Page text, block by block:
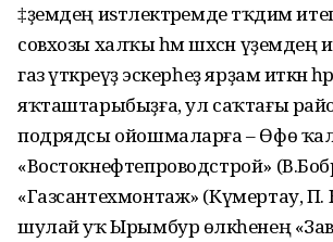
‡ҙемдең иѕтәлектәремде тәҡдим
совхозы халҡы һәм шәхсән үҙемдең
газ үткәреүҙә эскерһеҙ ярҙам иткән
яҡташтарыбыҙға, ул саҡтағы район
подрядсы ойошмаларға – Өфө
«Востокнефтепроводстрой»
«Газсантехмонтаж» (Күмертау, П.
шулай уҡ Ырымбур өлкәһенең